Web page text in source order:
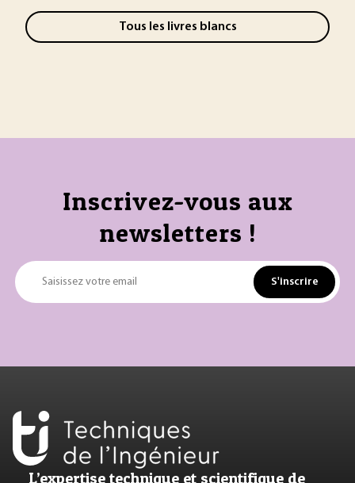
Tous les livres blancs
Inscrivez-vous aux
newsletters !
Saisissez votre email S'inscrire
L’expertise technique et scientifique de